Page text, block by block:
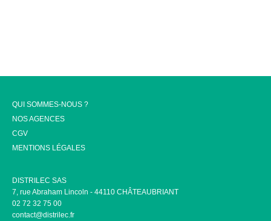
QUI SOMMES-NOUS ?
NOS AGENCES
CGV
MENTIONS LÉGALES
DISTRILEC SAS
7, rue Abraham Lincoln - 44110 CHÂTEAUBRIANT
02 72 32 75 00
contact@distrilec.fr